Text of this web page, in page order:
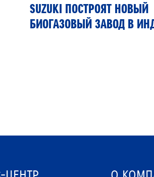
SUZUKI ПОСТРОЯТ НОВЫЙ
БИОГАЗОВЫЙ ЗАВОД В